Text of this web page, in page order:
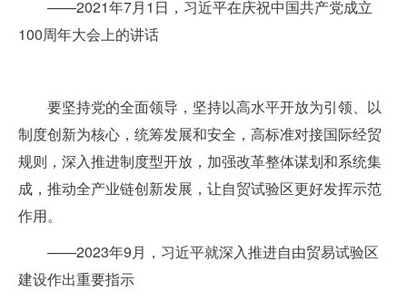
——2021年7月1日，习近平在庆祝中国共产党成立
100周年大会上的讲话
要坚持党的全面领导，坚持以高水平开放为引领、以
制度创新为核心，统筹发展和安全，高标准对接国际经贸
规则，深入推进制度型开放，加强改革整体谋划和系统集
成，推动全产业链创新发展，让自贸试验区更好发挥示范
作用。
——2023年9月，习近平就深入推进自由贸易试验区
建设作出重要指示